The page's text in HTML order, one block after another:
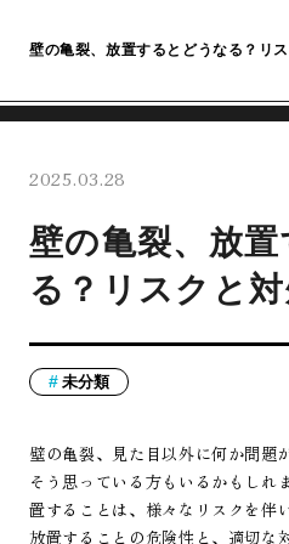
壁の亀裂、放置するとどうなる？リ
2025.03.28
壁の亀裂、放
る？リスクと
未分類
壁の亀裂、見た目以外に何か問題
そう思っている方もいるかもしれ
置することは、様々なリスクを伴
放置することの危険性と、適切な